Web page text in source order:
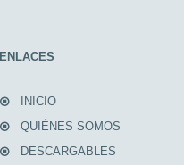
ENLACES
INICIO
QUIÉNES SOMOS
DESCARGABLES